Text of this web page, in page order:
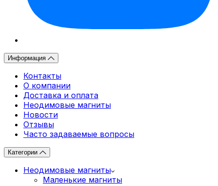
Информация
Контакты
О компании
Доставка и оплата
Неодимовые магниты
Новости
Отзывы
Часто задаваемые вопросы
Категории
Неодимовые магниты
Маленькие магниты